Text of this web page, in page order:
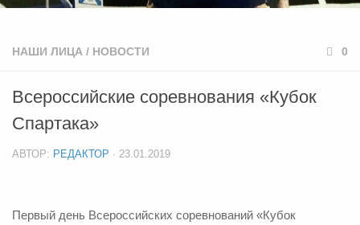
НАШИ ЛИЦА / НОВОСТИ 0
Всероссийские соревнования «Кубок
Спартака»
АВТОР: РЕДАКТОР · 23.01.2019
Первый день Всероссийских соревнований «Кубок